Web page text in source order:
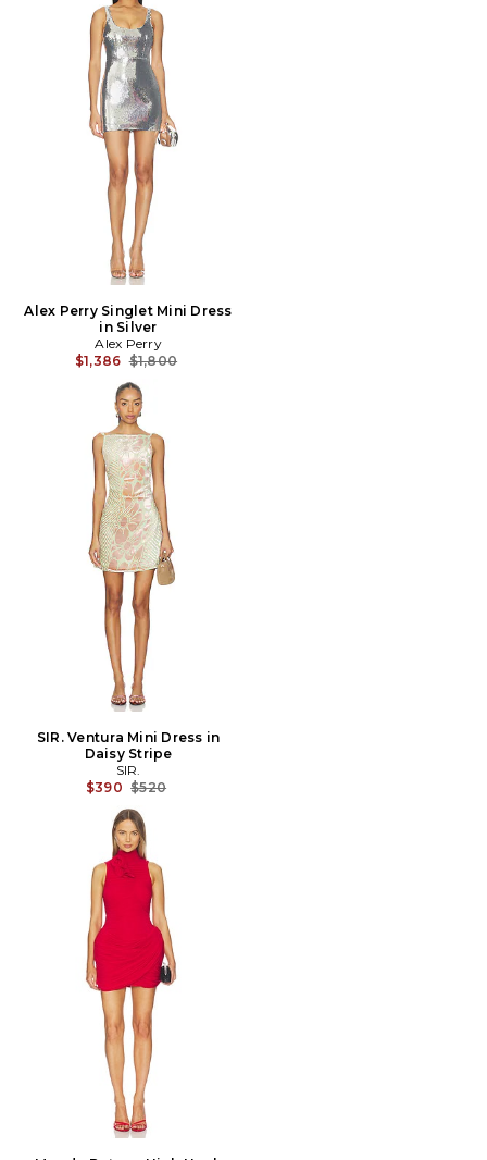
Alex Perry Singlet Mini Dress
in Silver
Alex Perry
$1,386 Prix Avant Réduction:
$1,800
SIR. Ventura Mini Dress in
Daisy Stripe
SIR.
$390 Prix Avant Réduction:
$520